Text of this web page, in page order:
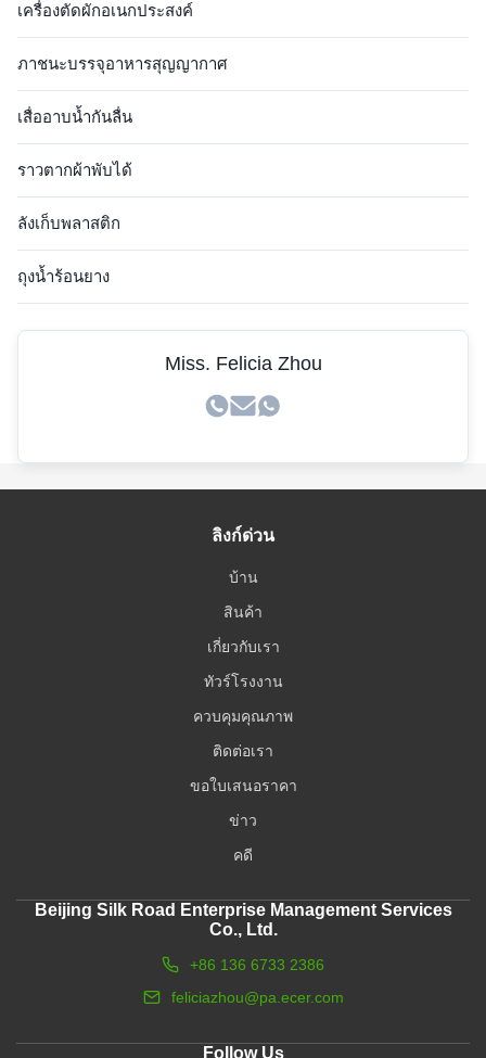
เครื่องตัดผักอเนกประสงค์
ภาชนะบรรจุอาหารสุญญากาศ
เสื่ออาบน้ำกันลื่น
ราวตากผ้าพับได้
ลังเก็บพลาสติก
ถุงน้ำร้อนยาง
Miss. Felicia Zhou
ลิงก์ด่วน
บ้าน
สินค้า
เกี่ยวกับเรา
ทัวร์โรงงาน
ควบคุมคุณภาพ
ติดต่อเรา
ขอใบเสนอราคา
ข่าว
คดี
Beijing Silk Road Enterprise Management Services
Co., Ltd.
+86 136 6733 2386
feliciazhou@pa.ecer.com
Follow Us